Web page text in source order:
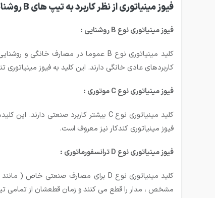
فیوز مینیاتوری از نظر کاربرد به تیپ های B روشنایی ، C موتوری ، D ترانسفورماتوری ، K قدرت ، Z بسیار حساس تقسیم بندی می گردد:
فیوز مینیاتوری نوع Bروشنایی :
کاربردهای عادی خانگی دارند. این کلید به فیوز مینیاتوری
فیوز مینیاتوری نوعCموتوری :
فیوز مینیاتوری کندکار نیز معروف است.
فیوز مینیاتوری نوع Dترانسفورماتوری :
مشخص ، مدار را قطع می کنند و زمان قطعشان از تمامی